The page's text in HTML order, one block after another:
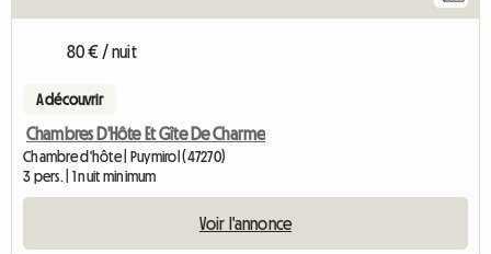
80 € / nuit
A découvrir
Chambres D'Hôte Et Gîte De Charme
Chambre d'hôte | Puymirol (47270)
3 pers. | 1 nuit minimum
Voir l'annonce